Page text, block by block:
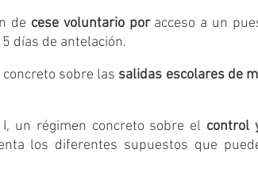
de cese voluntario por acceso a un
días de antelación.
sobre las salidas escolares de
un régimen concreto sobre el control
los diferentes supuestos que